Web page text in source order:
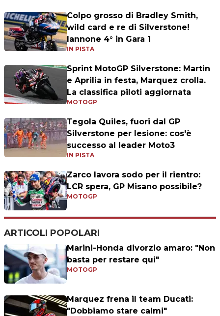
Colpo grosso di Bradley Smith,
wild card e re di Silverstone!
Iannone 4° in Gara 1
IN PISTA
Sprint MotoGP Silverstone: Martin
e Aprilia in festa, Marquez crolla.
La classifica piloti aggiornata
MOTOGP
Tegola Quiles, fuori dal GP
Silverstone per lesione: cos'è
successo al leader Moto3
IN PISTA
Zarco lavora sodo per il rientro:
LCR spera, GP Misano possibile?
MOTOGP
ARTICOLI POPOLARI
Marini-Honda divorzio amaro: "Non
basta per restare qui"
MOTOGP
Marquez frena il team Ducati:
"Dobbiamo stare calmi"